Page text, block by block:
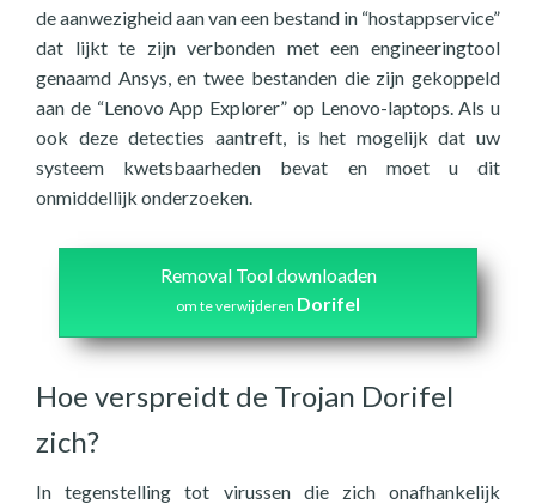
de aanwezigheid aan van een bestand in “hostappservice”
dat lijkt te zijn verbonden met een engineeringtool
genaamd Ansys, en twee bestanden die zijn gekoppeld
aan de “Lenovo App Explorer” op Lenovo-laptops. Als u
ook deze detecties aantreft, is het mogelijk dat uw
systeem kwetsbaarheden bevat en moet u dit
onmiddellijk onderzoeken.
Removal Tool downloaden
om te verwijderen Dorifel
Hoe verspreidt de Trojan Dorifel
zich?
In tegenstelling tot virussen die zich onafhankelijk